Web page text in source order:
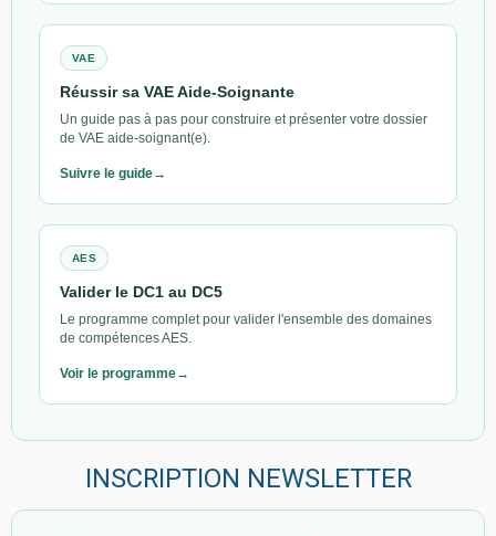
VAE
Réussir sa VAE Aide-Soignante
Un guide pas à pas pour construire et présenter votre dossier
de VAE aide-soignant(e).
Suivre le guide
AES
Valider le DC1 au DC5
Le programme complet pour valider l'ensemble des domaines
de compétences AES.
Voir le programme
INSCRIPTION NEWSLETTER